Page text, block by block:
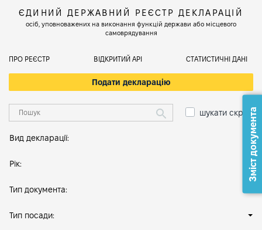
ЄДИНИЙ ДЕРЖАВНИЙ РЕЄСТР ДЕКЛАРАЦІЙ
осіб, уповноважених на виконання функцій держави або місцевого
самоврядування
ПРО РЕЄСТР ВІДКРИТИЙ АРІ СТАТИСТИЧНІ ДАНІ
Подати декларацію
шукати скрізь
Вид декларації:
Рік:
Тип документа:
Тип посади:
Зміст документа